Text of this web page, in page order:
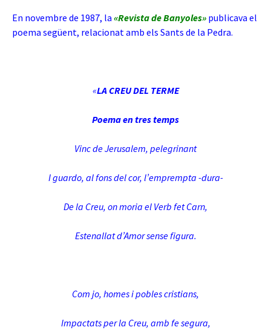
En novembre de 1987, la «Revista de Banyoles» publicava el
poema següent, relacionat amb els Sants de la Pedra.
«LA CREU DEL TERME
Poema en tres temps
Vinc de Jerusalem, pelegrinant
I guardo, al fons del cor, l’emprempta -dura-
De la Creu, on moria el Verb fet Carn,
Estenallat d’Amor sense figura.
Com jo, homes i pobles cristians,
Impactats per la Creu, amb fe segura,